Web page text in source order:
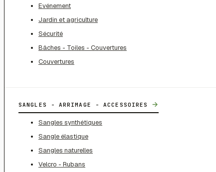
Evénement
Jardin et agriculture
Sécurité
Bâches - Toiles - Couvertures
Couvertures
SANGLES - ARRIMAGE - ACCESSOIRES →
Sangles synthétiques
Sangle élastique
Sangles naturelles
Velcro - Rubans